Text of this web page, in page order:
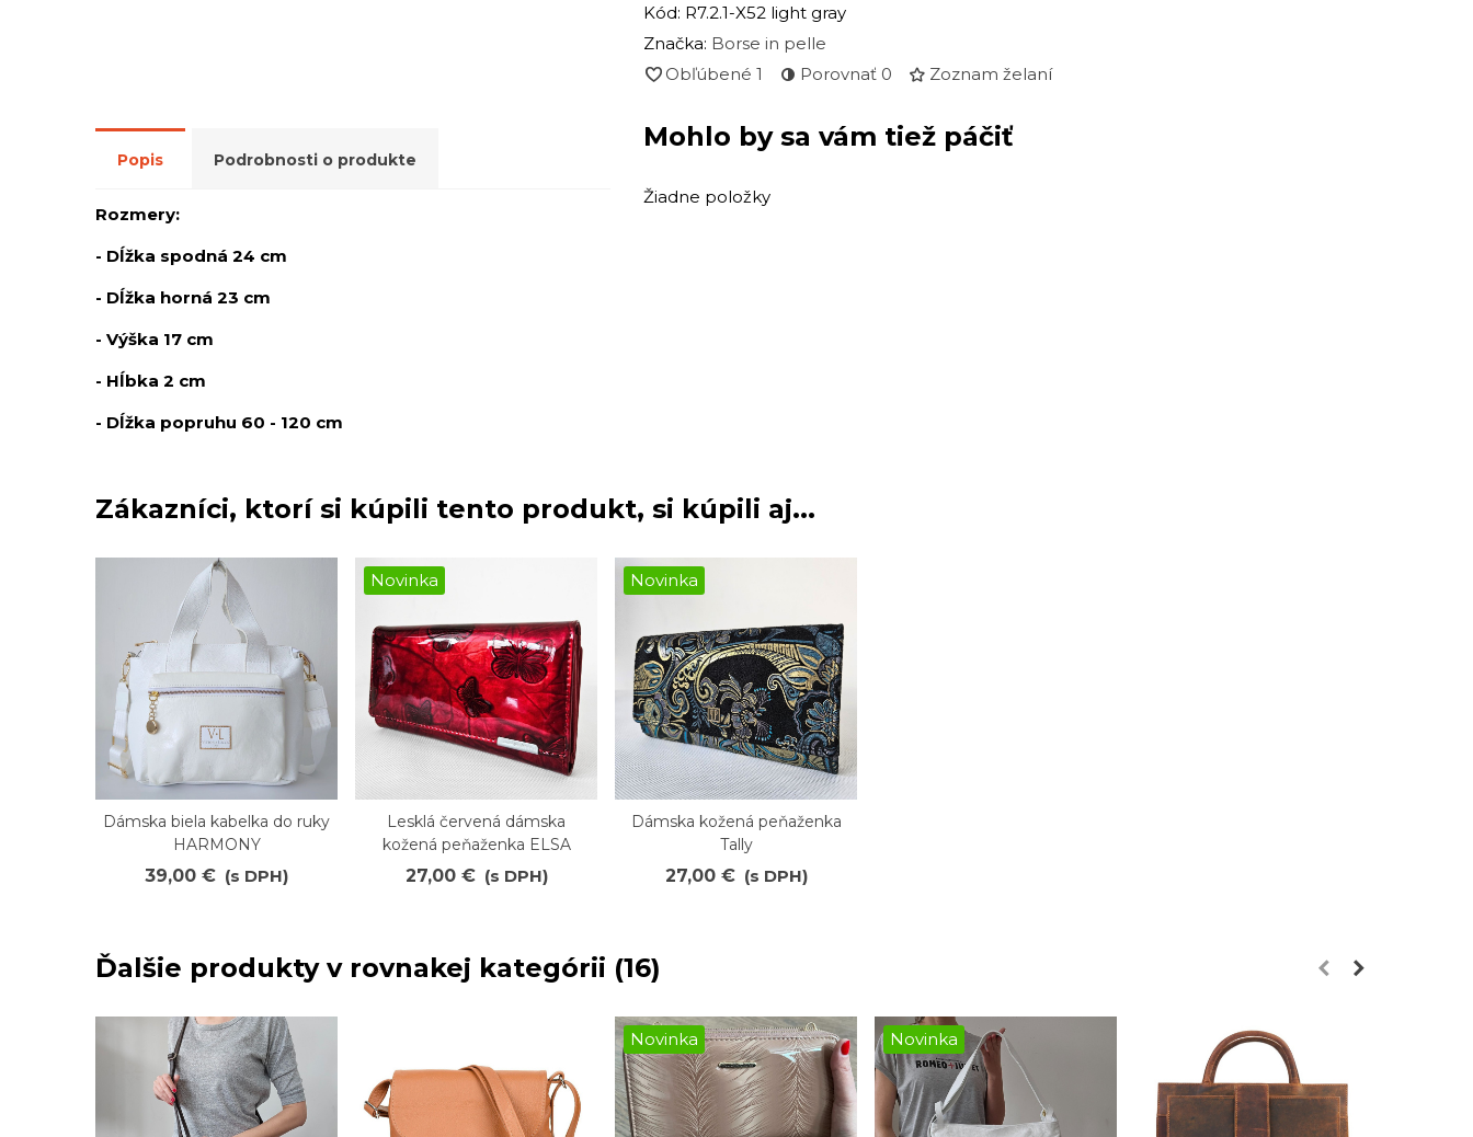
Kód: R7.2.1-X52 light gray
Značka: Borse in pelle
Obľúbené 1 Porovnať 0 Zoznam želaní
Popis Podrobnosti o produkte
Rozmery:
- Dĺžka spodná 24 cm
- Dĺžka horná 23 cm
- Výška 17 cm
- Hĺbka 2 cm
- Dĺžka popruhu 60 - 120 cm
Mohlo by sa vám tiež páčiť
Žiadne položky
Zákazníci, ktorí si kúpili tento produkt, si kúpili aj...
Obľúbené
Dámska biela kabelka do ruky
HARMONY
39,00 € (s DPH)
Novinka
Obľúbené
Lesklá červená dámska
kožená peňaženka ELSA
27,00 € (s DPH)
Novinka
Obľúbené
Dámska kožená peňaženka
Tally
27,00 € (s DPH)
Ďalšie produkty v rovnakej kategórii (16)
Novinka Novinka